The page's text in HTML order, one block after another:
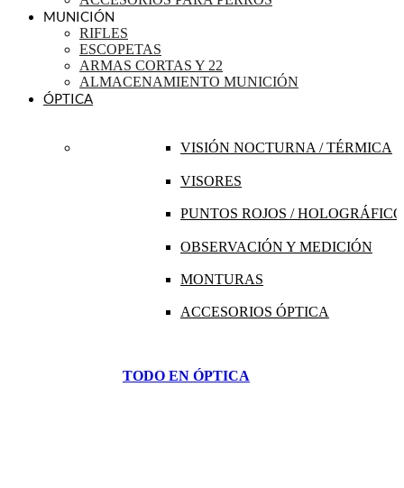
MUNICIÓN
RIFLES
ESCOPETAS
ARMAS CORTAS Y 22
ALMACENAMIENTO MUNICIÓN
ÓPTICA
VISIÓN NOCTURNA / TÉRMICA
VISORES
PUNTOS ROJOS /
OBSERVACIÓN Y MEDICIÓN
MONTURAS
ACCESORIOS ÓPTICA
TODO EN ÓPTICA